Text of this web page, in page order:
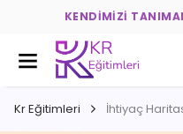
KENDIMIZI
Kr Eğitimleri İhtiyaç